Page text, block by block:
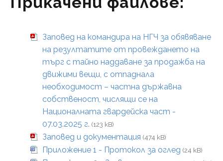
Заповед на командира на НГЧ за обявяване
на резултатите от провеждането на
търг с тайно наддаване за продажба на
движими вещи, с отпаднала
необходимост – частна държавна
собственост, числящи се на
Националната гвардейска част -
07.03.2025 г. (123 kB)
Заповед и документация (474 kB)
Приложение 1 - Протокол за оглед (24 kB)